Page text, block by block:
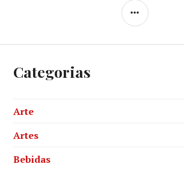
SIDEBAR
Categorias
Arte
Artes
Bebidas